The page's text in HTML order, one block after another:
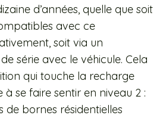
d’années, quelle que soit
avec ce
soit via un
série avec le véhicule. Cela
qui touche la recharge
se faire sentir en niveau 2 :
de bornes résidentielles